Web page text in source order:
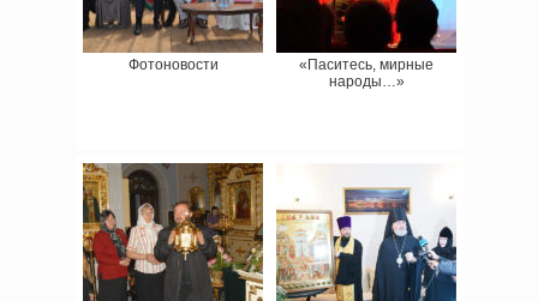
Фотоновости
«Паситесь, мирные
народы…»